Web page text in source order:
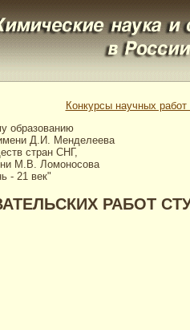
Конкурсы научных
образованию
Д.И. Менделеева
стран СНГ,
М.В. Ломоносова
- 21 век"
РАБОТ